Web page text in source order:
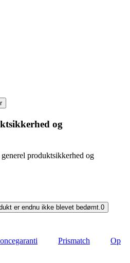
og
produktsikkerhed og
er endnu ikke blevet bedømt. 0
Prismatch
Op